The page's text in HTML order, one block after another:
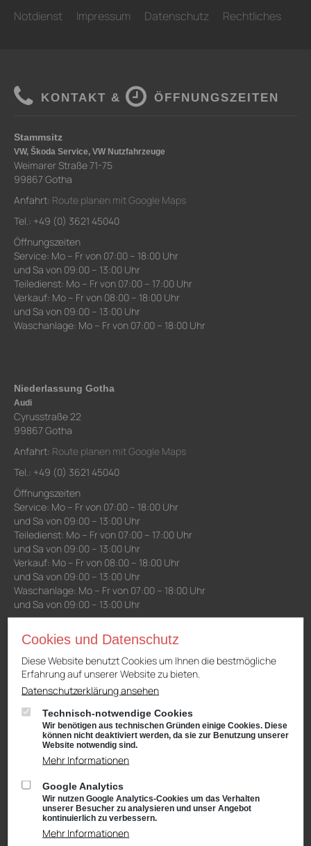
Notdienst
Impressum Datenschutz Rechtliches
KONTAKT & ÖFFNUNGSZEITEN
Stammsitz
VW, Škoda Service, VW Nutzfahrzeuge
Weimarer Straße 71-75
99867 Gotha
Anfahrt: Route planen mit Google Maps
Tel.: +49 (0) 3621 45040
Öffnungszeiten
Service: Mo – Fr von 07:00 – 18:00 Uhr
und Sa von 09:00 – 13:00 Uhr
Teiledienst: Mo – Fr von 07:00 – 17:00 Uhr
Verkauf: Mo – Fr von 08:00 – 18:00 Uhr
und Sa von 09:00 – 13:00 Uhr
Waschanlage: Mo – Fr von 07:00 – 18:00 Uhr
Niederlassung Gotha
Audi
Cyrusstraße 22
99867 Gotha
Anfahrt: Route planen mit Google Maps
Tel.: +49 (0) 3621 45040
Öffnungszeiten
Service: Mo – Fr von 07:00 – 18:00 Uhr
und Sa von 09:00 – 13:00 Uhr
Teiledienst: Mo – Fr von 07:00 – 17:00 Uhr
und Sa von 09:00 – 13:00 Uhr
Verkauf: Mo – Fr von 08:00 – 18:00 Uhr
und Sa von 09:00 – 13:00 Uhr
Waschanlage: Mo – Fr von 07:00 – 18:00 Uhr
und Sa von 09:00 – 13:00 Uhr
Niederlassung Gotha
CUPRA & SEAT
Cyrusstraße 22
99867 Gotha
Anfahrt:Route planen mit Google Maps
Tel.: +49 (0) 3621 45040
Öffnungszeiten
Service: Mo – Fr von 08:00 – 18:00 Uhr
und Sa von 09:00 – 13:00 Uhr
Teiledienst: Mo – Fr von 08:00 – 17:00 Uhr
und Sa von 09:00 – 13:00 Uhr
Verkauf: Mo – Fr von 08:00 – 18:00 Uhr
und Sa von 09:00 – 13:00 Uhr
Cookies und Datenschutz
Diese Website benutzt Cookies um Ihnen die bestmögliche
Erfahrung auf unserer Website zu bieten.
Datenschutzerklärung ansehen
Technisch-notwendige Cookies
Wir benötigen aus technischen Gründen einige Cookies. Diese
können nicht deaktiviert werden, da sie zur Benutzung unserer
Website notwendig sind.
Mehr Informationen
Google Analytics
Wir nutzen Google Analytics-Cookies um das Verhalten
unserer Besucher zu analysieren und unser Angebot
kontinuierlich zu verbessern.
Mehr Informationen